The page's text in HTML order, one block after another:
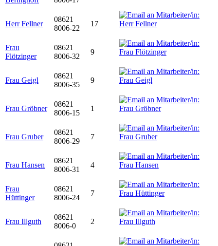
Herr Fellner
08621
8006-22
17
Frau
Flötzinger
08621
8006-32
9
Frau Geigl
08621
8006-35
9
Frau Gröbner
08621
8006-15
1
Frau Gruber
08621
8006-29
7
Frau Hansen
08621
8006-31
4
Frau
Hüttinger
08621
8006-24
7
Frau Illguth
08621
8006-0
2